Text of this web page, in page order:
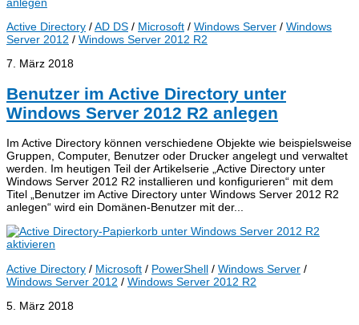
Active Directory /AD DS / Microsoft / Windows Server / Windows
Server 2012 / Windows Server 2012 R2
7. März 2018
Benutzer im Active Directory unter
Windows Server 2012 R2 anlegen
Im Active Directory können verschiedene Objekte wie beispielsweise
Gruppen, Computer, Benutzer oder Drucker angelegt und verwaltet
werden. Im heutigen Teil der Artikelserie „Active Directory unter
Windows Server 2012 R2 installieren und konfigurieren“ mit dem
Titel „Benutzer im Active Directory unter Windows Server 2012 R2
anlegen“ wird ein Domänen-Benutzer mit der...
Active Directory / Microsoft / PowerShell / Windows Server /
Windows Server 2012 / Windows Server 2012 R2
5. März 2018